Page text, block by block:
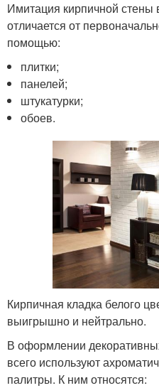
Имитация кирпичной стены
отличается от
помощью:
плитки;
панелей;
штукатурки;
обоев.
Кирпичная кладка белого
выигрышно и нейтрально.
В оформлении
всего используют
палитры. К ним относятся: